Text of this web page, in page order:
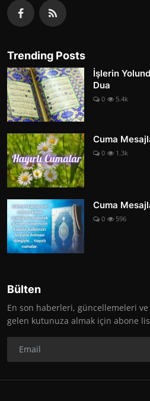
Trending Posts
İşlerin
Dua
0 5.4k
Cuma
0 1.3k
Cuma
0 596
Bülten
En son haberleri, güncellemeleri
gelen kutunuza almak için abone